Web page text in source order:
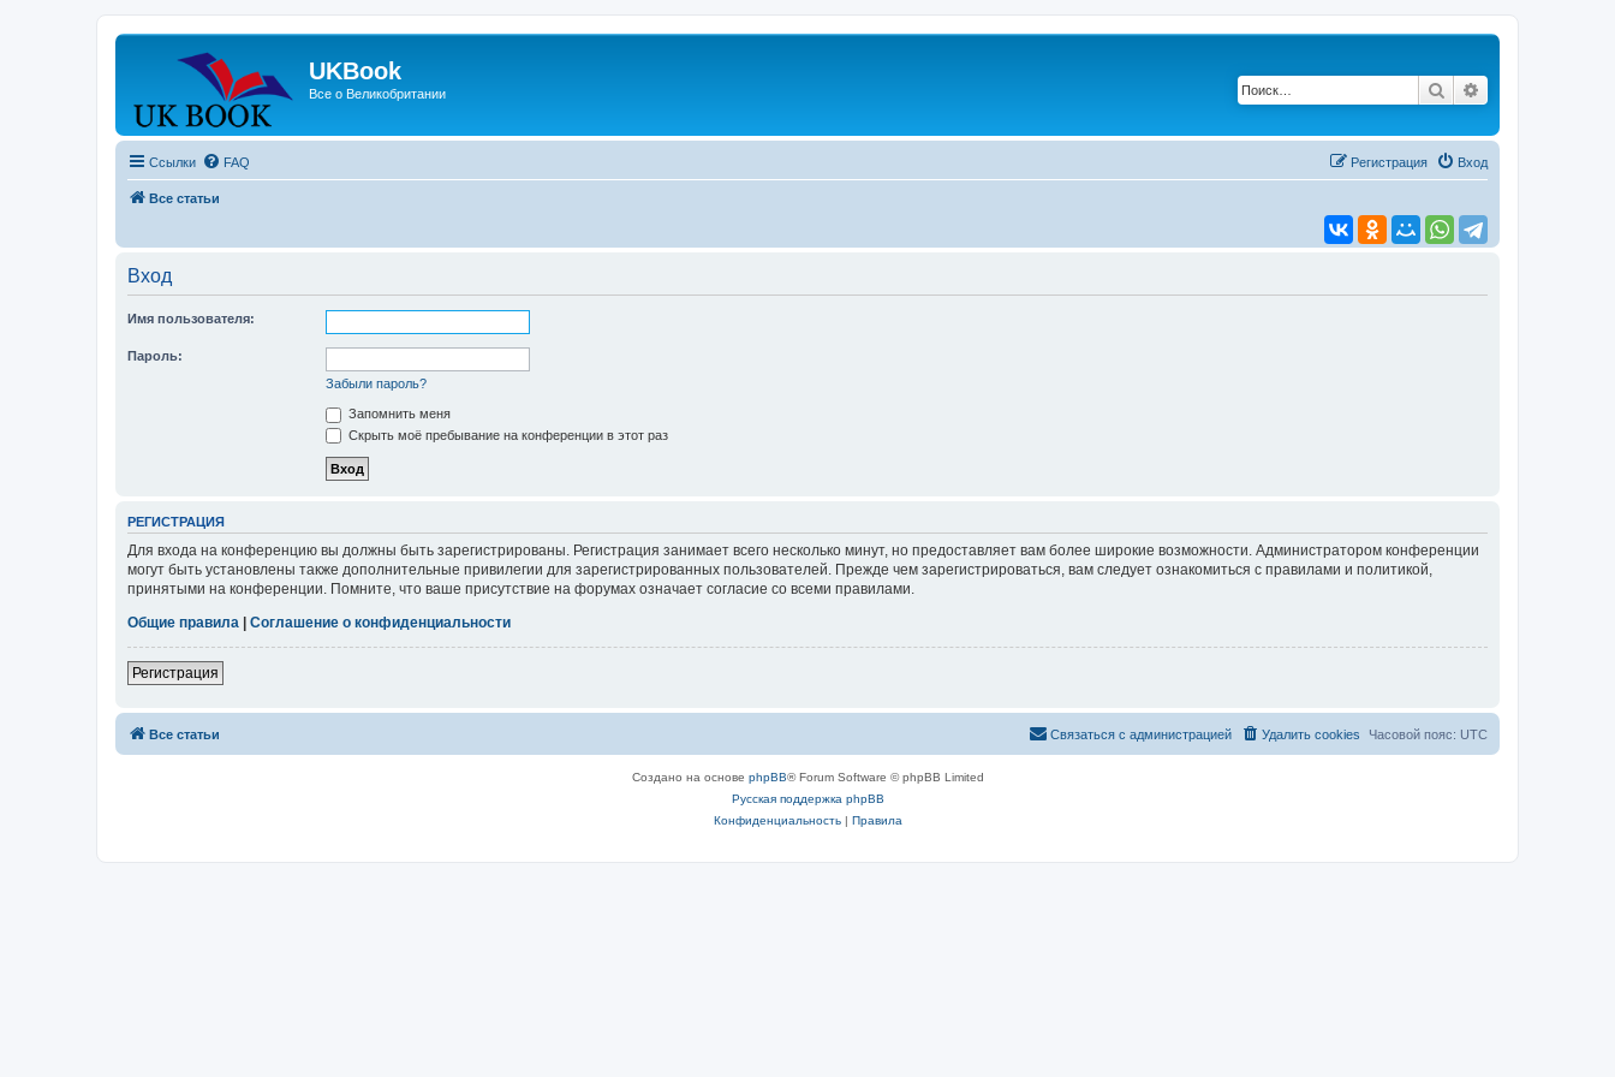
UKBook
Все о Великобритании Поиск
Ссылки FAQ Вход
Регистрация
Все статьи
Вход
Имя пользователя:
Пароль:
Забыли пароль?
Запомнить меня
Скрыть моё пребывание на конференции в этот раз
РЕГИСТРАЦИЯ
Для входа на конференцию вы должны быть зарегистрированы. Регистрация занимает всего несколько минут, но предоставляет вам более широкие возможности. Администратором конференции
могут быть установлены также дополнительные привилегии для зарегистрированных пользователей. Прежде чем зарегистрироваться, вам следует ознакомиться с правилами и политикой,
принятыми на конференции. Помните, что ваше присутствие на форумах означает согласие со всеми правилами.
Общие правила | Соглашение о конфиденциальности
Регистрация
Все статьи Часовой пояс: UTC
Удалить cookies
Связаться с администрацией
Создано на основе phpBB® Forum Software © phpBB Limited
Русская поддержка phpBB
Конфиденциальность| Правила